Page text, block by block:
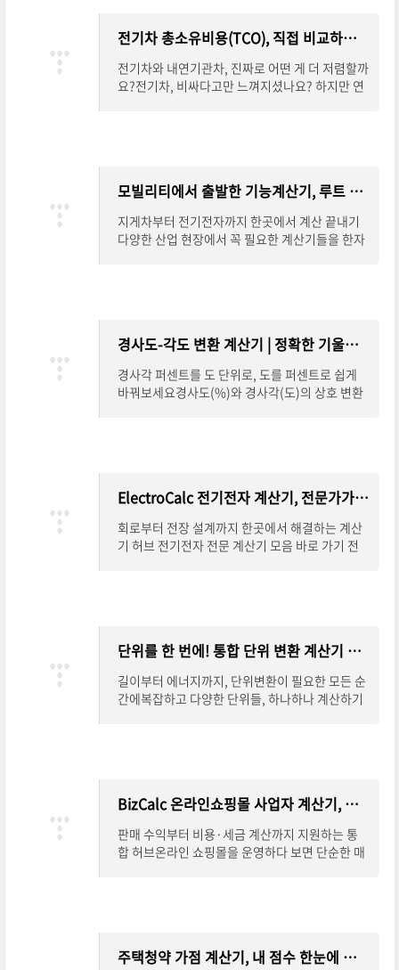
전기차 총소유비용(TCO), 직접 비교하고 계산하세요
전기차와 내연기관차, 진짜로 어떤 게 더 저렴할까
요?전기차, 비싸다고만 느껴지셨나요? 하지만 연
모빌리티에서 출발한 기능계산기, 루트 페이지 안내
지게차부터 전기전자까지 한곳에서 계산 끝내기
다양한 산업 현장에서 꼭 필요한 계산기들을 한자
경사도-각도 변환 계산기 | 정확한 기울기 계산 한 번에 끝내기
경사각 퍼센트를 도 단위로, 도를 퍼센트로 쉽게
바꿔보세요경사도(%)와 경사각(도)의 상호 변환
ElectroCalc 전기전자 계산기, 전문가가 찾는 설계 도구
회로부터 전장 설계까지 한곳에서 해결하는 계산
기 허브 전기전자 전문 계산기 모음 바로 가기 전
단위를 한 번에! 통합 단위 변환 계산기 완벽 안내
길이부터 에너지까지, 단위변환이 필요한 모든 순
간에복잡하고 다양한 단위들, 하나하나 계산하기
BizCalc 온라인쇼핑몰 사업자 계산기, 수익과 세금까지 한 번에
판매 수익부터 비용·세금 계산까지 지원하는 통
합 허브온라인 쇼핑몰을 운영하다 보면 단순한 매
주택청약 가점 계산기, 내 점수 한눈에 확인하기